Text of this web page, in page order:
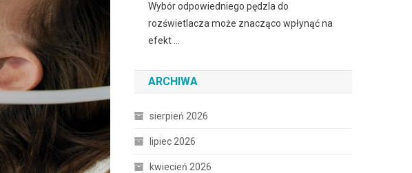
Wybór odpowiedniego pędzla do
rozświetlacza może znacząco wpłynąć na
efekt …
ARCHIWA
sierpień 2026
lipiec 2026
kwiecień 2026